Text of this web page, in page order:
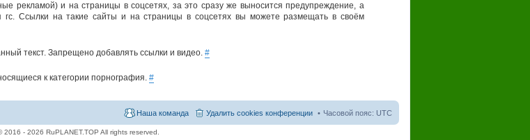
рекламой) и на страницы в соцсетях, за это сразу же выносится предупреждение, а
гс. Ссылки на такие сайты и на страницы в соцсетях вы можете размещать в своём
текст. Запрещено добавлять ссылки и видео. #
к категории порнография. #
Часовой пояс: UTC
Удалить cookies конференции
Наша команда
2016 - 2026 RuPLANET.TOP All rights reserved.